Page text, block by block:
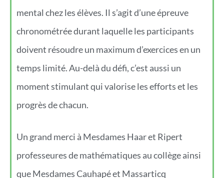
mental chez les élèves. Il s’agit d’une épreuve
chronométrée durant laquelle les participants
doivent résoudre un maximum d’exercices en un
temps limité. Au-delà du défi, c’est aussi un
moment stimulant qui valorise les efforts et les
progrès de chacun.
Un grand merci à Mesdames Haar et Ripert
professeures de mathématiques au collège ainsi
que Mesdames Cauhapé et Massarticq